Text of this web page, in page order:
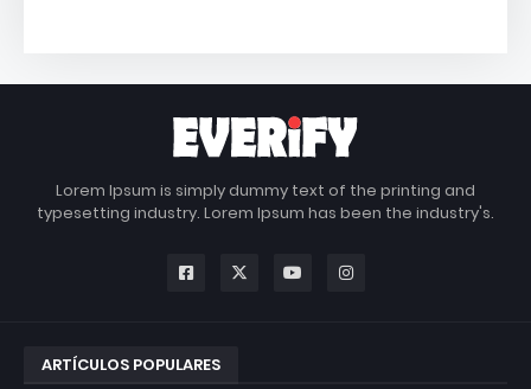
Lorem Ipsum is simply dummy text of the printing and
typesetting industry. Lorem Ipsum has been the industry's.
ARTÍCULOS POPULARES